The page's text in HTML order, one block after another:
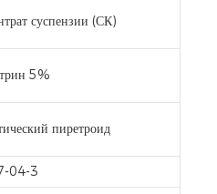
суспензии (СК)
5%
пиретроид
04-3